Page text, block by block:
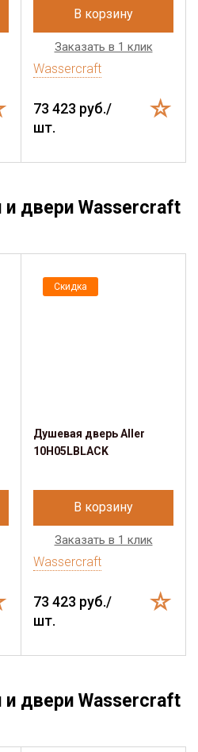
В корзину
Заказать в 1 клик
Wassercraft
73 423 руб./
шт.
двери Wassercraft
Скидка
Душевая дверь Aller
10H05LBLACK
В корзину
Заказать в 1 клик
Wassercraft
73 423 руб./
шт.
двери Wassercraft